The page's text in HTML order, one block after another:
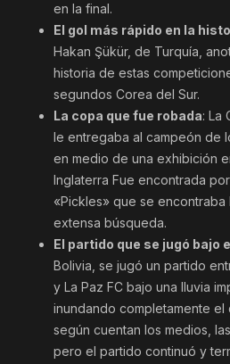
en la final.
El gol más rápido en la
Hakan Şükür, de Turquía,
historia de estas
segundos Corea del Sur.
La copa que fue robada: La
le entregaba al campeón de
en medio de una exhibición
Inglaterra Fue encontrada
«Pickles» que se encontraba
extensa búsqueda.
El partido que se jugó bajo
Bolivia, se jugó un partido
y La Paz FC bajo una lluvia
inundando completamente el
según cuentan los medios,
pero el partido continuó y